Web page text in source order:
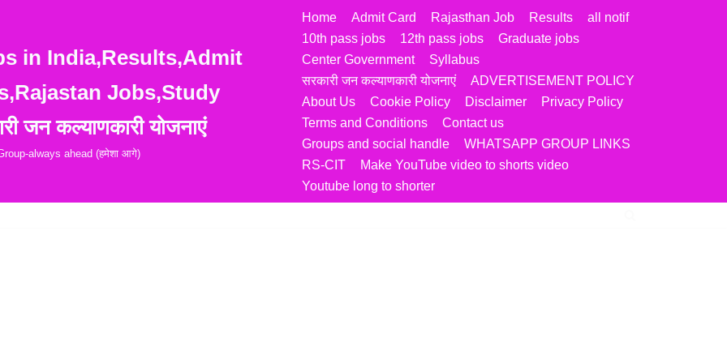
in India,Results,Admit
Jobs,Study
जन कल्याणकारी योजनाएं
always ahead (हमेशा आगे)
Home Admit Card Rajasthan Job Results
all notif
10th pass jobs
12th pass jobs
Graduate jobs
Center Government
Syllabus
सरकारी जन कल्याणकारी योजनाएं
ADVERTISEMENT POLICY
About Us
Cookie Policy Disclaimer
Privacy Policy
Terms and Conditions
Contact us
Groups and social handle
WHATSAPP GROUP LINKS
RS-CIT
Make YouTube video to shorts video
Youtube long to shorter